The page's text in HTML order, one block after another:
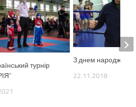
турнір
З днем
22.11.2018